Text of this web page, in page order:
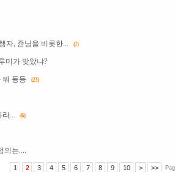
자, 쥰님을 비롯한... (7)
미가 맞았냐?
뭐 등등 (23)
라... (6)
의는....
1 2 3 4 5 6 7 8 9 10 > >>